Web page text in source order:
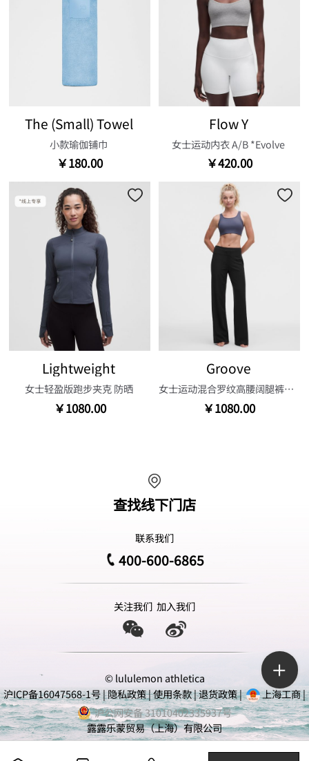
The (Small) Towel
小款瑜伽铺巾
￥180.00
Flow Y
女士运动内衣 A/B *Evolve
￥420.00
Lightweight
女士轻盈版跑步夹克 防晒
￥1080.00
Groove
女士运动混合罗纹高腰阔腿裤*常规款
￥1080.00
查找线下门店
联系我们
400-600-6865
关注我们 加入我们
© lululemon athletica
沪ICP备16047568-1号|隐私政策|使用条款|退货政策| 上海工商|
沪公网安备 31010402335937号
露露乐蒙贸易（上海）有限公司